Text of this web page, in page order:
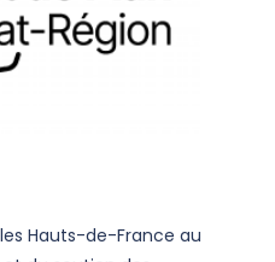
Hauts-de-France au